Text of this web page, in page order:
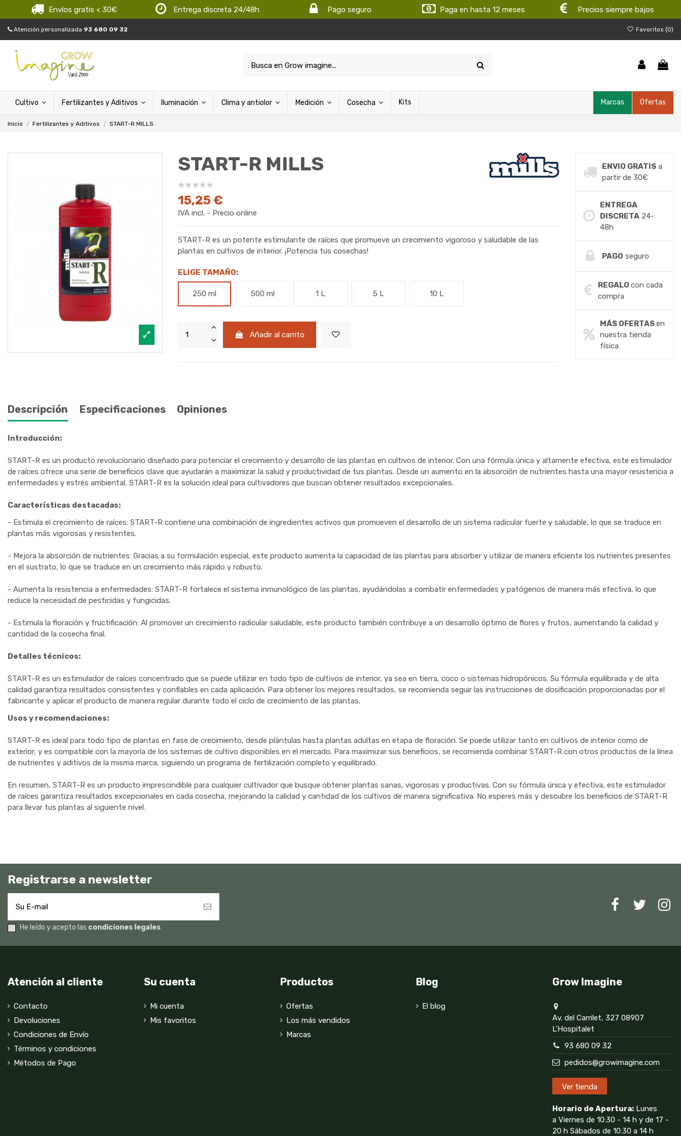
Envíos gratis < 30€ Entrega discreta 24/48h Pago seguro Paga en hasta 12 meses Precios siempre bajos
Atención personalizada 93 680 09 32 Favoritos (0)
Cultivo Fertilizantes y Aditivos Iluminación Clima y antiolor Medición Cosecha Kits Ofertas
Marcas
Inicio Fertilizantes y Aditivos START-R MILLS
START-R MILLS
15,25 €
IVA incl. - Precio online
START-R es un potente estimulante de raíces que promueve un crecimiento vigoroso y saludable de las
plantas en cultivos de interior. ¡Potencia tus cosechas!
ELIGE TAMAÑO:
250 ml 500 ml 1 L 5 L 10 L
Añadir al carrito
ENVIO GRATISa
partir de 30€
ENTREGA
DISCRETA24-
48h
PAGO seguro
REGALOcon cada
compra
MÁS OFERTASen
nuestra tienda
física
Descripción Especificaciones Opiniones
Introducción:
START-R es un producto revolucionario diseñado para potenciar el crecimiento y desarrollo de las plantas en cultivos de interior. Con una fórmula única y altamente efectiva, este estimulador
de raíces ofrece una serie de beneficios clave que ayudarán a maximizar la salud y productividad de tus plantas. Desde un aumento en la absorción de nutrientes hasta una mayor resistencia a
enfermedades y estrés ambiental, START-R es la solución ideal para cultivadores que buscan obtener resultados excepcionales.
Características destacadas:
- Estimula el crecimiento de raíces: START-R contiene una combinación de ingredientes activos que promueven el desarrollo de un sistema radicular fuerte y saludable, lo que se traduce en
plantas más vigorosas y resistentes.
- Mejora la absorción de nutrientes: Gracias a su formulación especial, este producto aumenta la capacidad de las plantas para absorber y utilizar de manera eficiente los nutrientes presentes
en el sustrato, lo que se traduce en un crecimiento más rápido y robusto.
- Aumenta la resistencia a enfermedades: START-R fortalece el sistema inmunológico de las plantas, ayudándolas a combatir enfermedades y patógenos de manera más efectiva, lo que
reduce la necesidad de pesticidas y fungicidas.
- Estimula la floración y fructificación: Al promover un crecimiento radicular saludable, este producto también contribuye a un desarrollo óptimo de flores y frutos, aumentando la calidad y
cantidad de la cosecha final.
Detalles técnicos:
START-R es un estimulador de raíces concentrado que se puede utilizar en todo tipo de cultivos de interior, ya sea en tierra, coco o sistemas hidropónicos. Su fórmula equilibrada y de alta
calidad garantiza resultados consistentes y confiables en cada aplicación. Para obtener los mejores resultados, se recomienda seguir las instrucciones de dosificación proporcionadas por el
fabricante y aplicar el producto de manera regular durante todo el ciclo de crecimiento de las plantas.
Usos y recomendaciones:
START-R es ideal para todo tipo de plantas en fase de crecimiento, desde plántulas hasta plantas adultas en etapa de floración. Se puede utilizar tanto en cultivos de interior como de
exterior, y es compatible con la mayoría de los sistemas de cultivo disponibles en el mercado. Para maximizar sus beneficios, se recomienda combinar START-R con otros productos de la línea
de nutrientes y aditivos de la misma marca, siguiendo un programa de fertilización completo y equilibrado.
En resumen, START-R es un producto imprescindible para cualquier cultivador que busque obtener plantas sanas, vigorosas y productivas. Con su fórmula única y efectiva, este estimulador
de raíces garantiza resultados excepcionales en cada cosecha, mejorando la calidad y cantidad de los cultivos de manera significativa. No esperes más y descubre los beneficios de START-R
para llevar tus plantas al siguiente nivel.
Registrarse a newsletter
He leído y acepto las condiciones legales
Atención al cliente
Contacto
Devoluciones
Condiciones de Envío
Términos y condiciones
Métodos de Pago
Su cuenta
Mi cuenta
Mis favoritos
Productos
Ofertas
Los más vendidos
Marcas
Blog
El blog
Grow Imagine
Av. del Carrilet, 327 08907
L'Hospitalet
93 680 09 32
pedidos@growimagine.com
Ver tienda
Horario de Apertura: Lunes
a Viernes de 10:30 - 14 h y de 17 -
20 h Sábados de 10:30 a 14 h